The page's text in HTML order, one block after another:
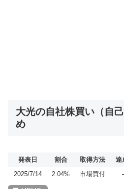
大光の自社株買い（自
め
発表日 割合 取得方法 達
2025/7/14
2.04% 市場買付